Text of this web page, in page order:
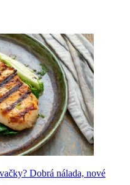
Dobrá nálada, nové